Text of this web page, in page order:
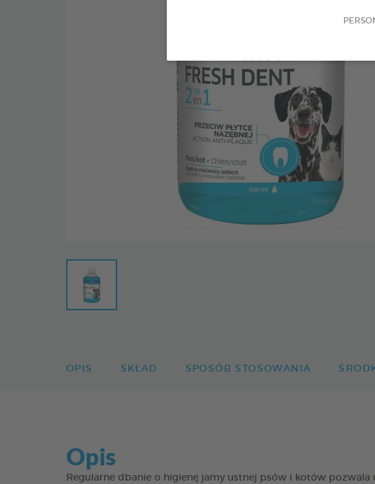
OPIS SKŁAD SPOSÓB STOSOWANIA
Opis
Regularne dbanie o higienę jamy ustnej psów i kotów pozwala